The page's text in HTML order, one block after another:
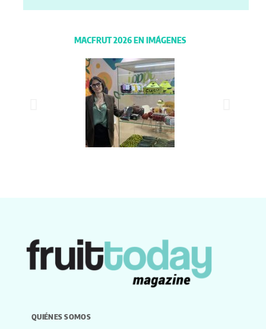
MACFRUT 2026 EN IMÁGENES
QUIÉNES SOMOS